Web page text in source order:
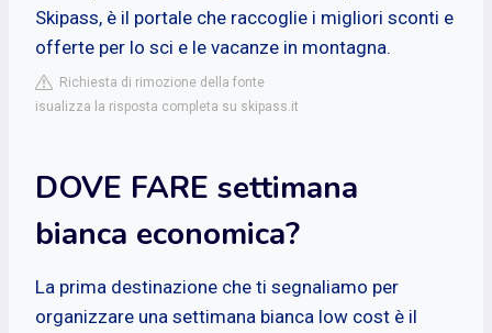
Skipass, è il portale che raccoglie i migliori sconti e
offerte per lo sci e le vacanze in montagna.
Richiesta di rimozione della fonte
isualizza la risposta completa su skipass.it
DOVE FARE settimana
bianca economica?
La prima destinazione che ti segnaliamo per
organizzare una settimana bianca low cost è il